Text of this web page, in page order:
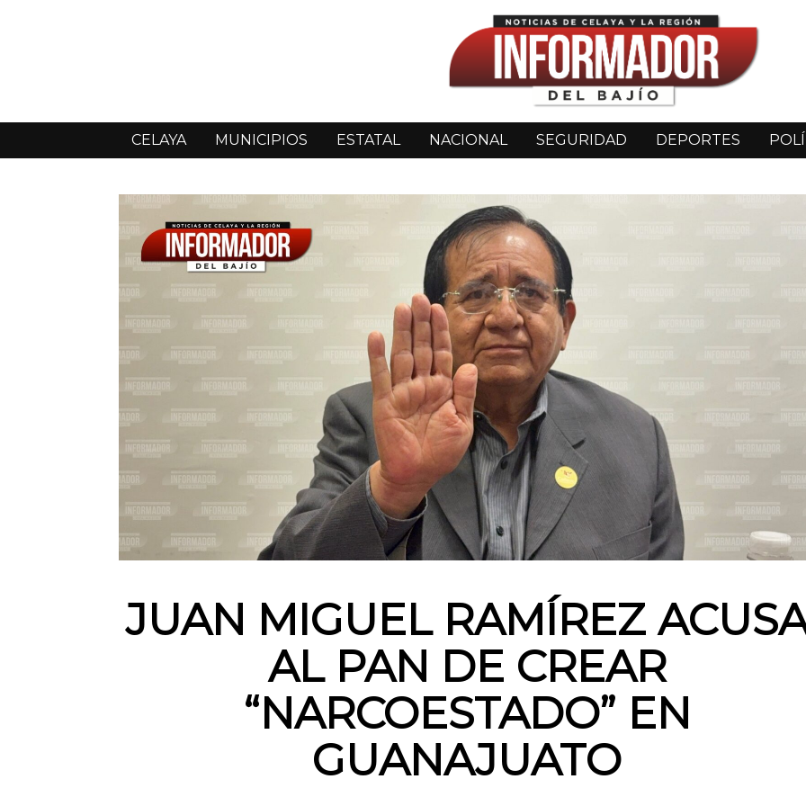
CELAYA MUNICIPIOS ESTATAL NACIONAL SEGURIDAD DEPORTES
JUAN MIGUEL RAMÍREZ
AL PAN DE CREAR
“NARCOESTADO” EN
GUANAJUATO